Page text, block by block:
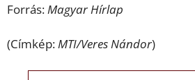
Forrás:Magyar Hírlap
(Címkép:MTI/Veres Nándor)